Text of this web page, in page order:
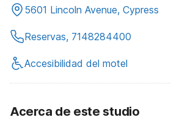
5601 Lincoln Avenue, Cypress
Reservas, 7148284400
Accesibilidad del motel
Acerca de este studio